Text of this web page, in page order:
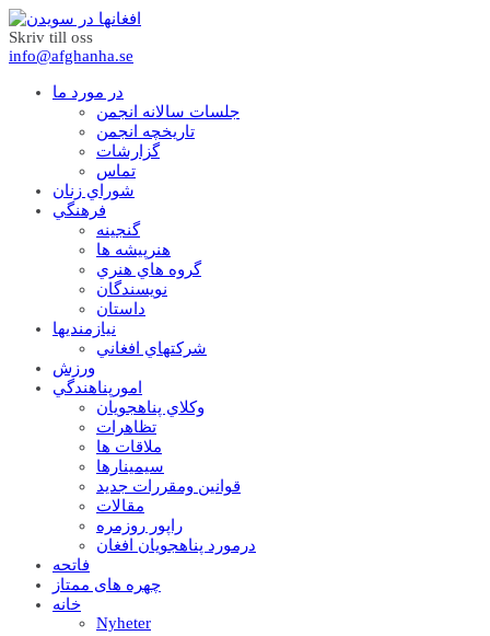
Skriv till oss
info@afghanha.se
در مورد ما
جلسات سالانه انجمن
تاریخچه انجمن
گزارشات
تماس
شوراي زنان
فرهنگي
گنجينه
هنرپيشه ها
گروه هاي هنري
نويسندگان
داستان
نيازمنديها
شرکتهاي افغاني
ورزش
امورپناهندگي
وکلاي پناهجويان
تظاهرات
ملاقات ها
سيمينارها
قوانين ومقررات جديد
مقالات
راپور روزمره
درمورد پناهجويان افغان
فاتحه
چهره های ممتاز
خانه
Nyheter